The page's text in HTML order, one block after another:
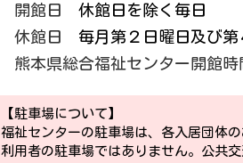
開館日 休館日を除く毎日
休館日 毎月第２日曜日及び第
熊本県総合福祉センター開館時
【駐車場について】
福祉センターの駐車場は、各入居団体
利用者の駐車場ではありません。公共